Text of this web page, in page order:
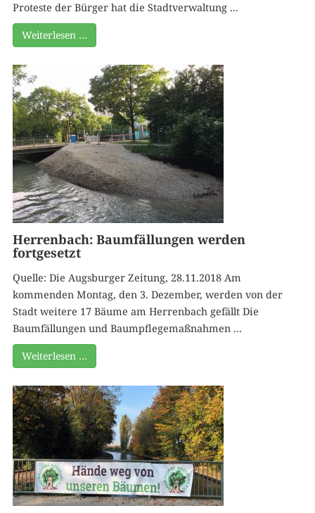
Proteste der Bürger hat die Stadtverwaltung ...
Weiterlesen …
Herrenbach: Baumfällungen werden
fortgesetzt
Quelle: Die Augsburger Zeitung, 28.11.2018 Am
kommenden Montag, den 3. Dezember, werden von der
Stadt weitere 17 Bäume am Herrenbach gefällt Die
Baumfällungen und Baumpflegemaßnahmen ...
Weiterlesen …